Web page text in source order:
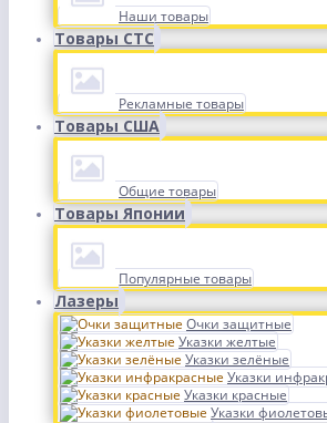
Наши товары
Товары СТС
Рекламные товары
Товары США
Общие товары
Товары Японии
Популярные товары
Лазеры
Очки защитные
Указки желтые
Указки зелёные
Указки
Указки красные
Указки